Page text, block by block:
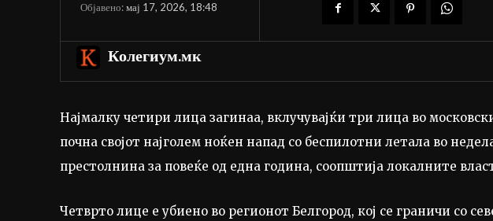
Објавено:мај 17, 2026, 18:48
Колегиум.мк
Најмалку четири лица загинаа, вклучувајќи три лица во
почна својот најголем ноќен напад со беспилотни летала во
престолнина за повеќе од една година, соопштија локалните
Четврто лице е убиено во регионот Белгород, кој се граничи со